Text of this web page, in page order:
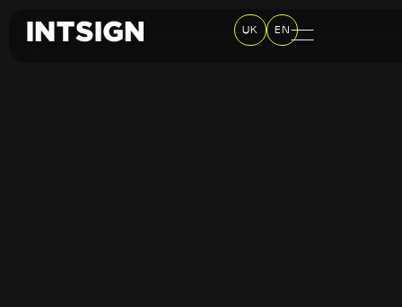
UK EN